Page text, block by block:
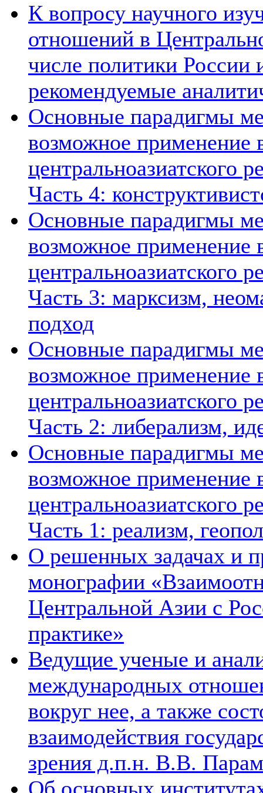
К вопросу научного
отношений в
числе политики России
рекомендуемые
Основные парадигмы
возможное применение
центральноазиатского
Часть 4:
Основные парадигмы
возможное применение
центральноазиатского
Часть 3: марксизм,
подход
Основные парадигмы
возможное применение
центральноазиатского
Часть 2: либерализм,
Основные парадигмы
возможное применение
центральноазиатского
Часть 1: реализм,
О решенных задачах и
монографии
Центральной Азии с
практике»
Ведущие ученые и
международных
вокруг нее, а также
взаимодействия
зрения д.п.н. В.В.